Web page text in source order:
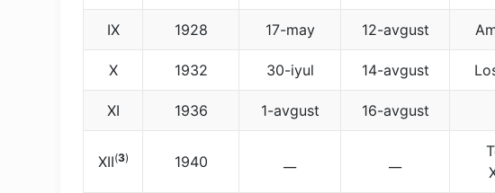
IX 1928 17-may 12-avgust
X 1932 30-iyul 14-avgust
XI 1936 1-avgust 16-avgust
XII(3) 1940